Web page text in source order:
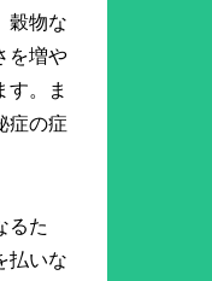
穀物な
を増や
す。ま
症の症
るた
払いな